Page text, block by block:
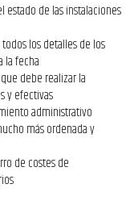
estado de las instalaciones
los detalles de los
la fecha
debe realizar la
y efectivas
administrativo
más ordenada y
de costes de